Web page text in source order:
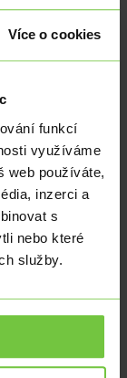
Více o cookies
funkcí
využíváme
web používáte,
inzerci a
s
nebo které
služby.
o sazbách
než se čekalo
sazeb,
posiluje.